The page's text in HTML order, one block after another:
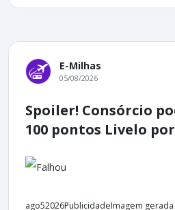
E-Milhas
05/08/2026
Spoiler! Consórcio
100 pontos Livelo
ago52026PublicidadeImagem